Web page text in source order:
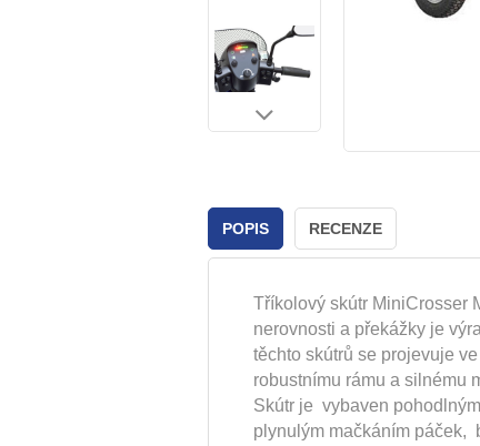
POPIS RECENZE
Tříkolový skútr MiniCrosser
nerovnosti a překážky je
těchto skútrů se projevuje
robustnímu rámu a silnému
Skútr je vybaven
plynulým mačkáním páček,